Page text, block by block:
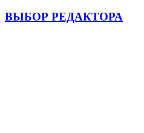
ВЫБОР РЕДАКТОРА